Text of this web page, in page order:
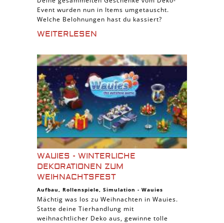
Event wurden nun in Items umgetauscht.
Welche Belohnungen hast du kassiert?
WEITERLESEN
WAUIES - WINTERLICHE
DEKORATIONEN ZUM
WEIHNACHTSFEST
Aufbau, Rollenspiele, Simulation - Wauies
Mächtig was los zu Weihnachten in Wauies.
Statte deine Tierhandlung mit
weihnachtlicher Deko aus, gewinne tolle